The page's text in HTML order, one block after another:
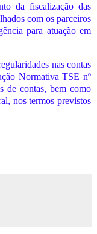
da fiscalização das
com os parceiros
para atuação em
nas contas
Normativa TSE nº
de contas, bem como
nos termos previstos